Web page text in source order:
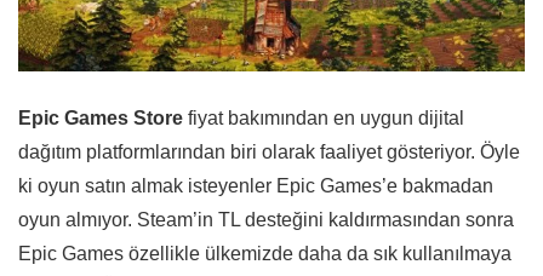
Epic Games Store fiyat bakımından en uygun dijital
dağıtım platformlarından biri olarak faaliyet gösteriyor. Öyle
ki oyun satın almak isteyenler Epic Games’e bakmadan
oyun almıyor. Steam’in TL desteğini kaldırmasından sonra
Epic Games özellikle ülkemizde daha da sık kullanılmaya